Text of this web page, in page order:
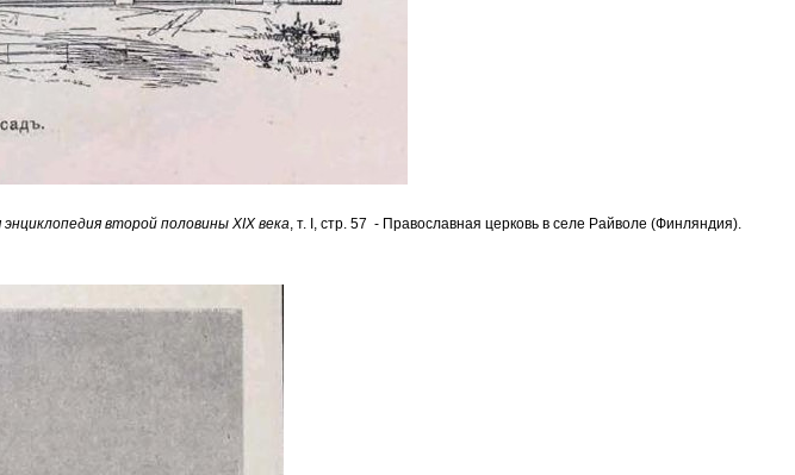
второй половины XIX века, т. I, стр. 57 - Православная церковь в селе Райволе (Финляндия).